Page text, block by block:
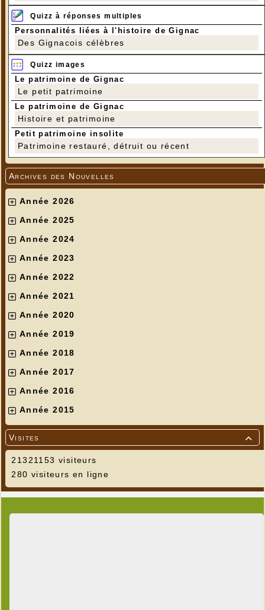
Quizz à réponses multiples
Personnalités liées à l'histoire de Gignac
Des Gignacois célèbres
Quizz images
Le patrimoine de Gignac
Le petit patrimoine
Le patrimoine de Gignac
Histoire et patrimoine
Petit patrimoine insolite
Patrimoine restauré, détruit ou récent
Archives des Nouvelles
Année 2026
Année 2025
Année 2024
Année 2023
Année 2022
Année 2021
Année 2020
Année 2019
Année 2018
Année 2017
Année 2016
Année 2015

Visites
21321153 visiteurs
280 visiteurs en ligne